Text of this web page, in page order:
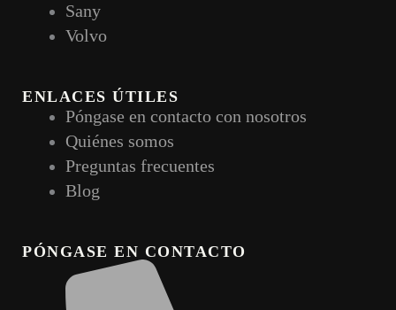
Sany
Volvo
ENLACES ÚTILES
Póngase en contacto con nosotros
Quiénes somos
Preguntas frecuentes
Blog
PÓNGASE EN CONTACTO